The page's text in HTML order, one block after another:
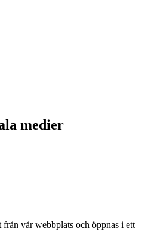
medier
vår webbplats och öppnas i ett